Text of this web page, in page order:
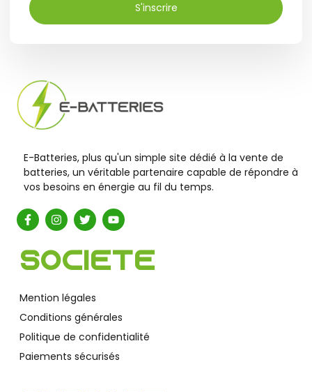
S'inscrire
E-Batteries, plus qu'un simple site dédié à la vente de
batteries, un véritable partenaire capable de répondre à
vos besoins en énergie au fil du temps.
Société
Mention légales
Conditions générales
Politique de confidentialité
Paiements sécurisés